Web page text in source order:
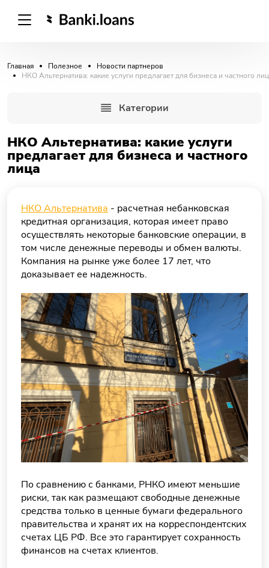
Главная Полезное
Новости партнеров
НКО Альтернатива: какие услуги предлагает для бизнеса и частного
Категории
НКО Альтернатива: какие услуги
предлагает для бизнеса и частного
лица
НКО Альтернатива - расчетная небанковская
кредитная организация, которая имеет право
осуществлять некоторые банковские операции, в
том числе денежные переводы и обмен валюты.
Компания на рынке уже более 17 лет, что
доказывает ее надежность.
По сравнению с банками, РНКО имеют меньшие
риски, так как размещают свободные денежные
средства только в ценные бумаги федерального
правительства и хранят их на корреспондентских
счетах ЦБ РФ. Все это гарантирует сохранность
финансов на счетах клиентов.